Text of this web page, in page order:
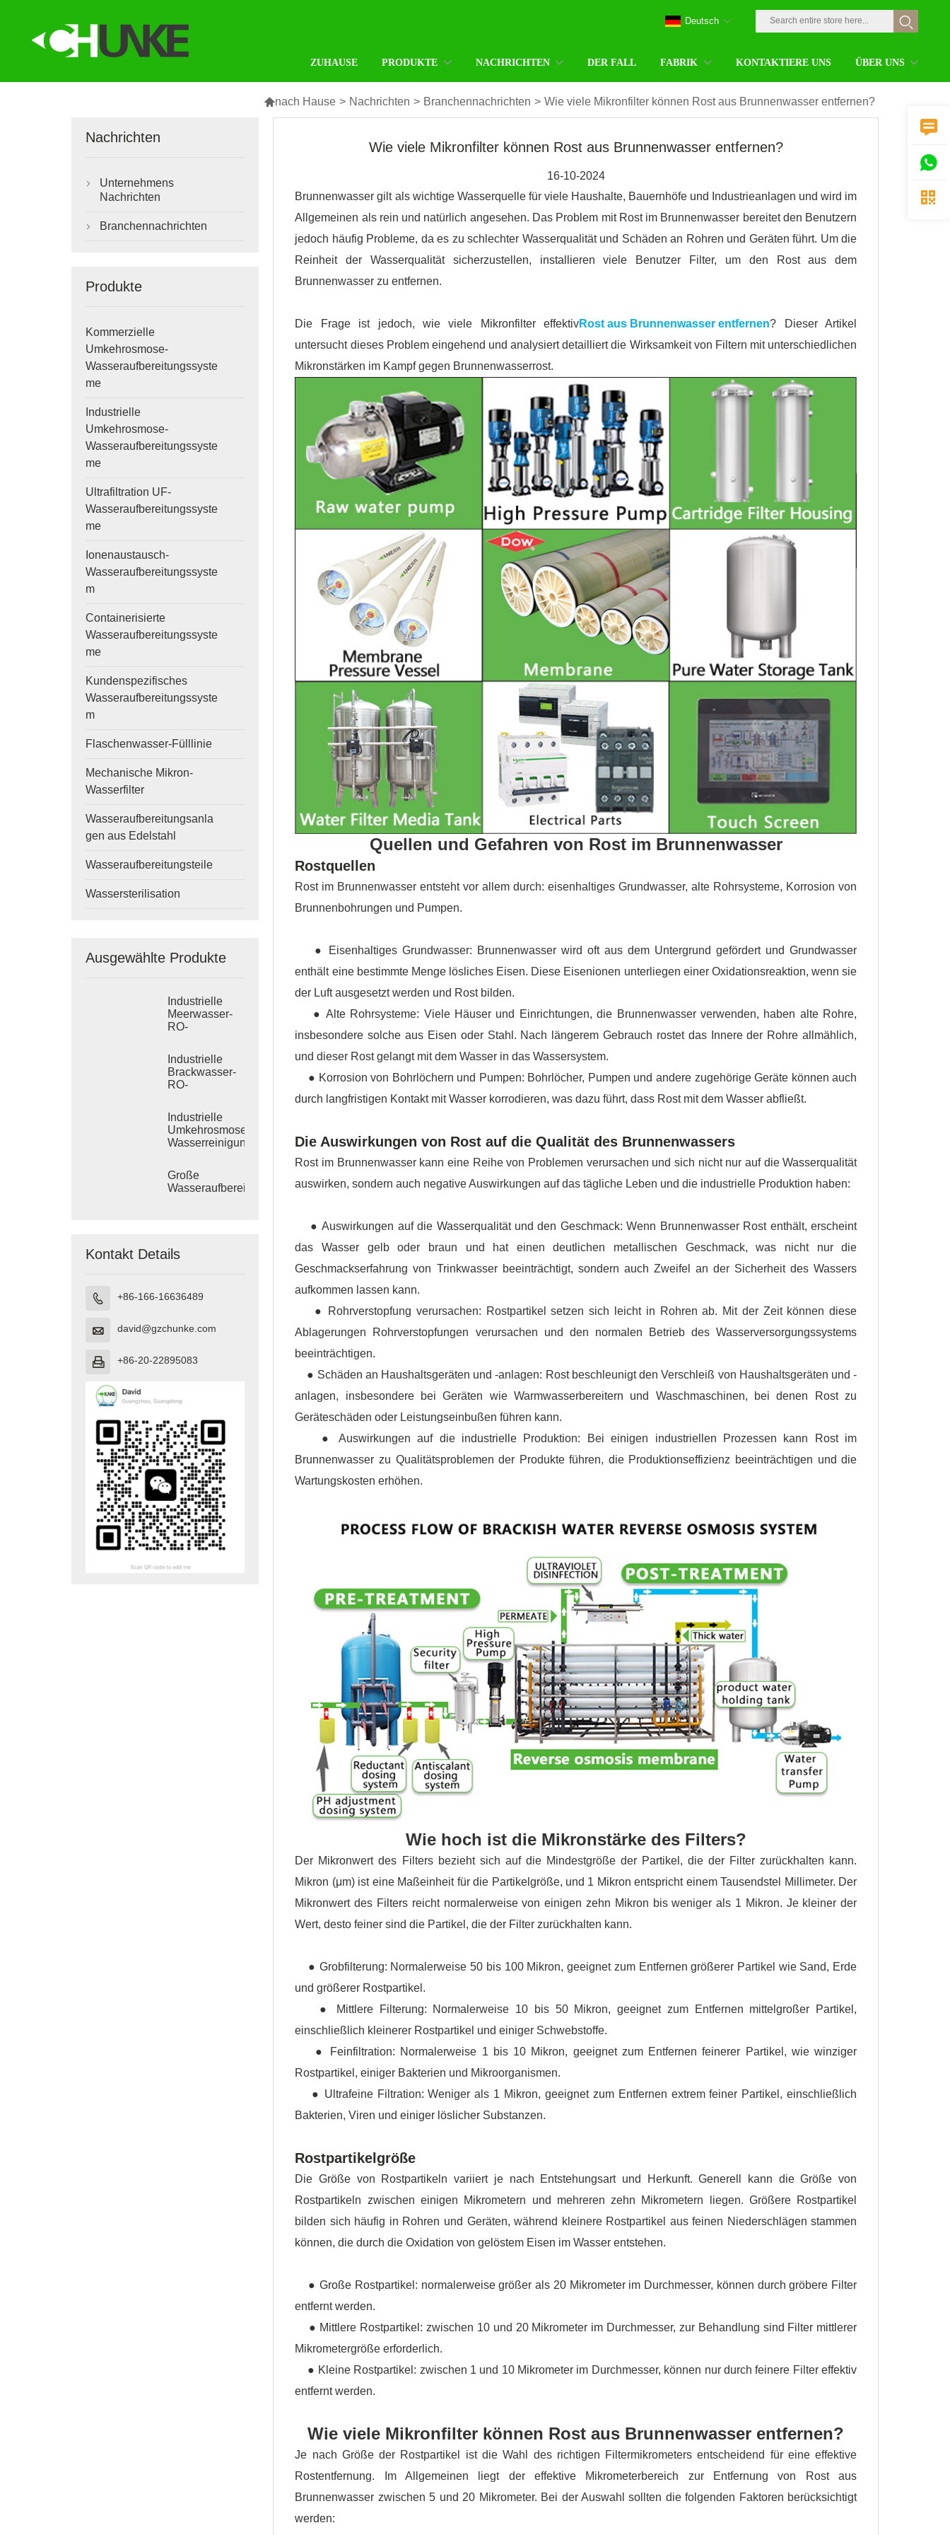
ZUHAUSE PRODUKTE NACHRICHTEN DER FALL FABRIK KONTAKTIERE UNS ÜBER UNS
Deutsch
nach Hause > Nachrichten > Branchennachrichten > Wie viele Mikronfilter können Rost aus Brunnenwasser entfernen?
Nachrichten

Unternehmens
Nachrichten
 Branchennachrichten
Produkte
Kommerzielle
Umkehrosmose-
Wasseraufbereitungssyste
me
Industrielle
Umkehrosmose-
Wasseraufbereitungssyste
me
Ultrafiltration UF-
Wasseraufbereitungssyste
me
Ionenaustausch-
Wasseraufbereitungssyste
m
Containerisierte
Wasseraufbereitungssyste
me
Kundenspezifisches
Wasseraufbereitungssyste
m
Flaschenwasser-Fülllinie
Mechanische Mikron-
Wasserfilter
Wasseraufbereitungsanla
gen aus Edelstahl
Wasseraufbereitungsteile
Wassersterilisation
Ausgewählte Produkte
Industrielle
Meerwasser-
RO-
Industrielle
Brackwasser-
RO-
Industrielle
Umkehrosmose-
Wasserreinigungssysteme
Große
Wasseraufbereitungsanlagen
Kontakt Details
 +86-166-16636489
 david@gzchunke.com
 +86-20-22895083
Wie viele Mikronfilter können Rost aus Brunnenwasser entfernen?
16-10-2024
Brunnenwasser gilt als wichtige Wasserquelle für viele Haushalte, Bauernhöfe und Industrieanlagen und wird im
Allgemeinen als rein und natürlich angesehen. Das Problem mit Rost im Brunnenwasser bereitet den Benutzern
jedoch häufig Probleme, da es zu schlechter Wasserqualität und Schäden an Rohren und Geräten führt. Um die
Reinheit der Wasserqualität sicherzustellen, installieren viele Benutzer Filter, um den Rost aus dem
Brunnenwasser zu entfernen.
Die Frage ist jedoch, wie viele Mikronfilter effektivRost aus Brunnenwasser entfernen? Dieser Artikel
untersucht dieses Problem eingehend und analysiert detailliert die Wirksamkeit von Filtern mit unterschiedlichen
Mikronstärken im Kampf gegen Brunnenwasserrost.
Quellen und Gefahren von Rost im Brunnenwasser
Rostquellen
Rost im Brunnenwasser entsteht vor allem durch: eisenhaltiges Grundwasser, alte Rohrsysteme, Korrosion von
Brunnenbohrungen und Pumpen.
● Eisenhaltiges Grundwasser: Brunnenwasser wird oft aus dem Untergrund gefördert und Grundwasser
enthält eine bestimmte Menge lösliches Eisen. Diese Eisenionen unterliegen einer Oxidationsreaktion, wenn sie
der Luft ausgesetzt werden und Rost bilden.
● Alte Rohrsysteme: Viele Häuser und Einrichtungen, die Brunnenwasser verwenden, haben alte Rohre,
insbesondere solche aus Eisen oder Stahl. Nach längerem Gebrauch rostet das Innere der Rohre allmählich,
und dieser Rost gelangt mit dem Wasser in das Wassersystem.
● Korrosion von Bohrlöchern und Pumpen: Bohrlöcher, Pumpen und andere zugehörige Geräte können auch
durch langfristigen Kontakt mit Wasser korrodieren, was dazu führt, dass Rost mit dem Wasser abfließt.
Die Auswirkungen von Rost auf die Qualität des Brunnenwassers
Rost im Brunnenwasser kann eine Reihe von Problemen verursachen und sich nicht nur auf die Wasserqualität
auswirken, sondern auch negative Auswirkungen auf das tägliche Leben und die industrielle Produktion haben:
● Auswirkungen auf die Wasserqualität und den Geschmack: Wenn Brunnenwasser Rost enthält, erscheint
das Wasser gelb oder braun und hat einen deutlichen metallischen Geschmack, was nicht nur die
Geschmackserfahrung von Trinkwasser beeinträchtigt, sondern auch Zweifel an der Sicherheit des Wassers
aufkommen lassen kann.
● Rohrverstopfung verursachen: Rostpartikel setzen sich leicht in Rohren ab. Mit der Zeit können diese
Ablagerungen Rohrverstopfungen verursachen und den normalen Betrieb des Wasserversorgungssystems
beeinträchtigen.
● Schäden an Haushaltsgeräten und -anlagen: Rost beschleunigt den Verschleiß von Haushaltsgeräten und -
anlagen, insbesondere bei Geräten wie Warmwasserbereitern und Waschmaschinen, bei denen Rost zu
Geräteschäden oder Leistungseinbußen führen kann.
● Auswirkungen auf die industrielle Produktion: Bei einigen industriellen Prozessen kann Rost im
Brunnenwasser zu Qualitätsproblemen der Produkte führen, die Produktionseffizienz beeinträchtigen und die
Wartungskosten erhöhen.
Wie hoch ist die Mikronstärke des Filters?
Der Mikronwert des Filters bezieht sich auf die Mindestgröße der Partikel, die der Filter zurückhalten kann.
Mikron (μm) ist eine Maßeinheit für die Partikelgröße, und 1 Mikron entspricht einem Tausendstel Millimeter. Der
Mikronwert des Filters reicht normalerweise von einigen zehn Mikron bis weniger als 1 Mikron. Je kleiner der
Wert, desto feiner sind die Partikel, die der Filter zurückhalten kann.
● Grobfilterung: Normalerweise 50 bis 100 Mikron, geeignet zum Entfernen größerer Partikel wie Sand, Erde
und größerer Rostpartikel.
● Mittlere Filterung: Normalerweise 10 bis 50 Mikron, geeignet zum Entfernen mittelgroßer Partikel,
einschließlich kleinerer Rostpartikel und einiger Schwebstoffe.
● Feinfiltration: Normalerweise 1 bis 10 Mikron, geeignet zum Entfernen feinerer Partikel, wie winziger
Rostpartikel, einiger Bakterien und Mikroorganismen.
● Ultrafeine Filtration: Weniger als 1 Mikron, geeignet zum Entfernen extrem feiner Partikel, einschließlich
Bakterien, Viren und einiger löslicher Substanzen.
Rostpartikelgröße
Die Größe von Rostpartikeln variiert je nach Entstehungsart und Herkunft. Generell kann die Größe von
Rostpartikeln zwischen einigen Mikrometern und mehreren zehn Mikrometern liegen. Größere Rostpartikel
bilden sich häufig in Rohren und Geräten, während kleinere Rostpartikel aus feinen Niederschlägen stammen
können, die durch die Oxidation von gelöstem Eisen im Wasser entstehen.
● Große Rostpartikel: normalerweise größer als 20 Mikrometer im Durchmesser, können durch gröbere Filter
entfernt werden.
● Mittlere Rostpartikel: zwischen 10 und 20 Mikrometer im Durchmesser, zur Behandlung sind Filter mittlerer
Mikrometergröße erforderlich.
● Kleine Rostpartikel: zwischen 1 und 10 Mikrometer im Durchmesser, können nur durch feinere Filter effektiv
entfernt werden.
Wie viele Mikronfilter können Rost aus Brunnenwasser entfernen?
Je nach Größe der Rostpartikel ist die Wahl des richtigen Filtermikrometers entscheidend für eine effektive
Rostentfernung. Im Allgemeinen liegt der effektive Mikrometerbereich zur Entfernung von Rost aus
Brunnenwasser zwischen 5 und 20 Mikrometer. Bei der Auswahl sollten die folgenden Faktoren berücksichtigt
werden:


